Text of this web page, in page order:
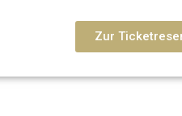
Zur